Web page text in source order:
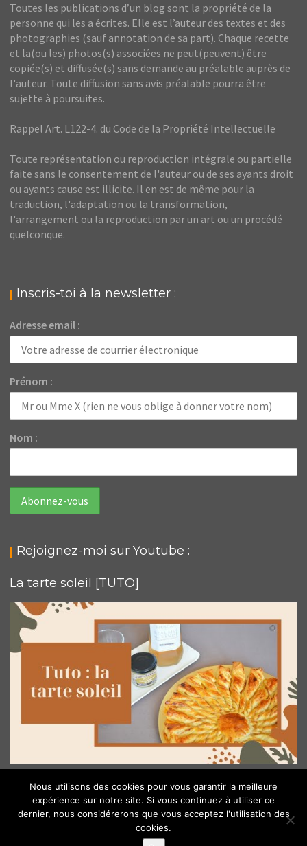
Toutes les publications d’un blog sont la propriété de la
personne qui les a écrites. Elle est l’auteur des textes et des
photographies (sauf annotation de sa part). Chaque recette
et la(ou les) photos(s) associées ne peut(peuvent) être
copiée(s) et diffusée(s) sans demande au préalable auprès de
l'auteur. Toute diffusion sans avis préalable pourra être
sujette à poursuites.
Rappel Art. L122-4. du Code de la Propriété Intellectuelle
Toute représentation ou reproduction intégrale ou partielle
faite sans le consentement de l'auteur ou de ses ayants droit
ou ayants cause est illicite. Il en est de même pour la
traduction, l'adaptation ou la transformation,
l'arrangement ou la reproduction par un art ou un procédé
quelconque.
Inscris-toi à la newsletter :
Adresse email :
Prénom :
Nom :
Rejoignez-moi sur Youtube :
La tarte soleil [TUTO]
© All Right Reserved 2018
Nous utilisons des cookies pour vous garantir la meilleure
expérience sur notre site. Si vous continuez à utiliser ce
dernier, nous considérerons que vous acceptez l'utilisation des
cookies.